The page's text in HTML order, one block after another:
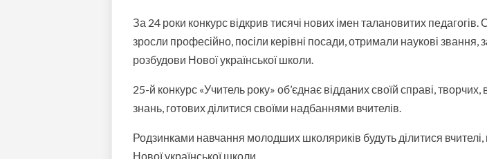
За 24 роки конкурс відкрив тисячі нових імен талановитих педагогів.
зросли професійно, посіли керівні посади, отримали наукові звання,
розбудови Нової української школи.
25-й конкурс «Учитель року» об’єднає відданих своїй справі, творчих,
знань, готових ділитися своїми надбаннями вчителів.
Родзинками навчання молодших школяриків будуть ділитися вчителі,
Нової української школи.